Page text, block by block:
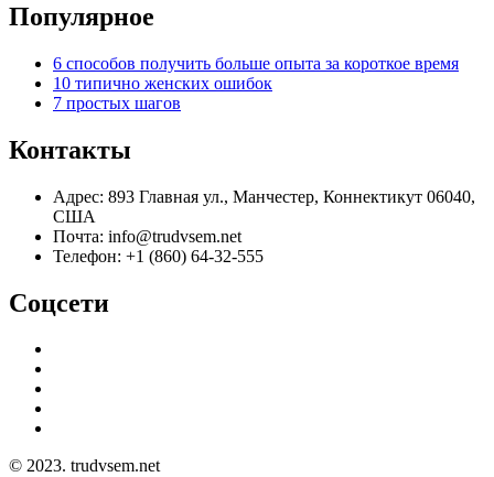
Популярное
6 способов получить больше опыта за короткое время
10 типично женских ошибок
7 простых шагов
Контакты
Адрес: 893 Главная ул., Манчестер, Коннектикут 06040,
США
Почта: info@trudvsem.net
Телефон: +1 (860) 64-32-555
Соцсети
© 2023. trudvsem.net